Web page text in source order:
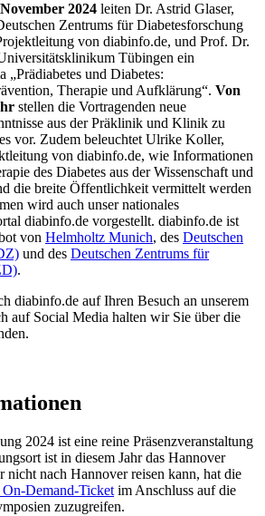
2024 leiten Dr. Astrid Glaser,
Zentrums für Diabetesforschung
von diabinfo.de, und Prof. Dr.
Tübingen ein
„Prädiabetes und Diabetes:
Therapie und Aufklärung“. Von
stellen die Vortragenden neue
aus der Präklinik und Klinik zu
vor. Zudem beleuchtet Ulrike Koller,
von diabinfo.de, wie Informationen
des Diabetes aus der Wissenschaft und
die breite Öffentlichkeit vermittelt werden
wird auch unser nationales
diabinfo.de vorgestellt. diabinfo.de ist
von Helmholtz Munich, des Deutschen
und des Deutschen Zentrums für
.
diabinfo.de auf Ihren Besuch an unserem
auf Social Media halten wir Sie über die
2024 ist eine reine Präsenzveranstaltung
ist in diesem Jahr das Hannover
nicht nach Hannover reisen kann, hat die
Demand-Ticket im Anschluss auf die
zuzugreifen.